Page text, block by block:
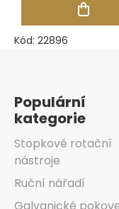
100 mm, tl.
2 mm
Kód: 22896
Populární
kategorie
Stopkové rotační
nástroje
Ruční nářadí